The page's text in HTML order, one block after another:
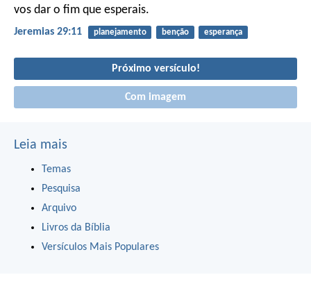
vos dar o fim que esperais.
Jeremias 29:11 planejamento benção esperança
Próximo versículo!
Com imagem
Leia mais
Temas
Pesquisa
Arquivo
Livros da Bíblia
Versículos Mais Populares